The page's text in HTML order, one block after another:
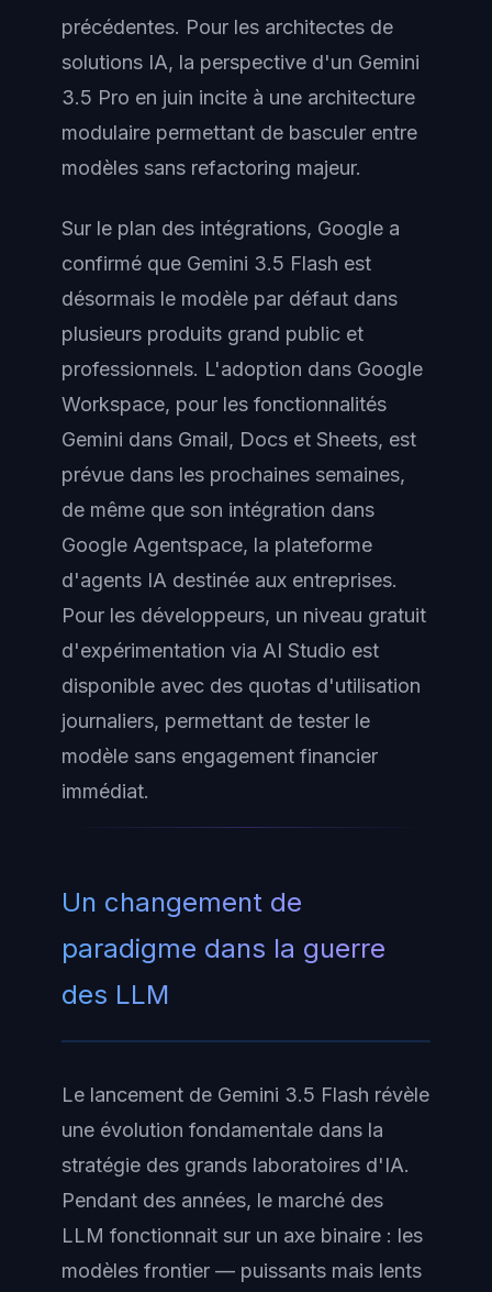
précédentes. Pour les architectes de
solutions IA, la perspective d'un Gemini
3.5 Pro en juin incite à une architecture
modulaire permettant de basculer entre
modèles sans refactoring majeur.
Sur le plan des intégrations, Google a
confirmé que Gemini 3.5 Flash est
désormais le modèle par défaut dans
plusieurs produits grand public et
professionnels. L'adoption dans Google
Workspace, pour les fonctionnalités
Gemini dans Gmail, Docs et Sheets, est
prévue dans les prochaines semaines,
de même que son intégration dans
Google Agentspace, la plateforme
d'agents IA destinée aux entreprises.
Pour les développeurs, un niveau gratuit
d'expérimentation via AI Studio est
disponible avec des quotas d'utilisation
journaliers, permettant de tester le
modèle sans engagement financier
immédiat.
Un changement de
paradigme dans la guerre
des LLM
Le lancement de Gemini 3.5 Flash révèle
une évolution fondamentale dans la
stratégie des grands laboratoires d'IA.
Pendant des années, le marché des
LLM fonctionnait sur un axe binaire : les
modèles frontier — puissants mais lents